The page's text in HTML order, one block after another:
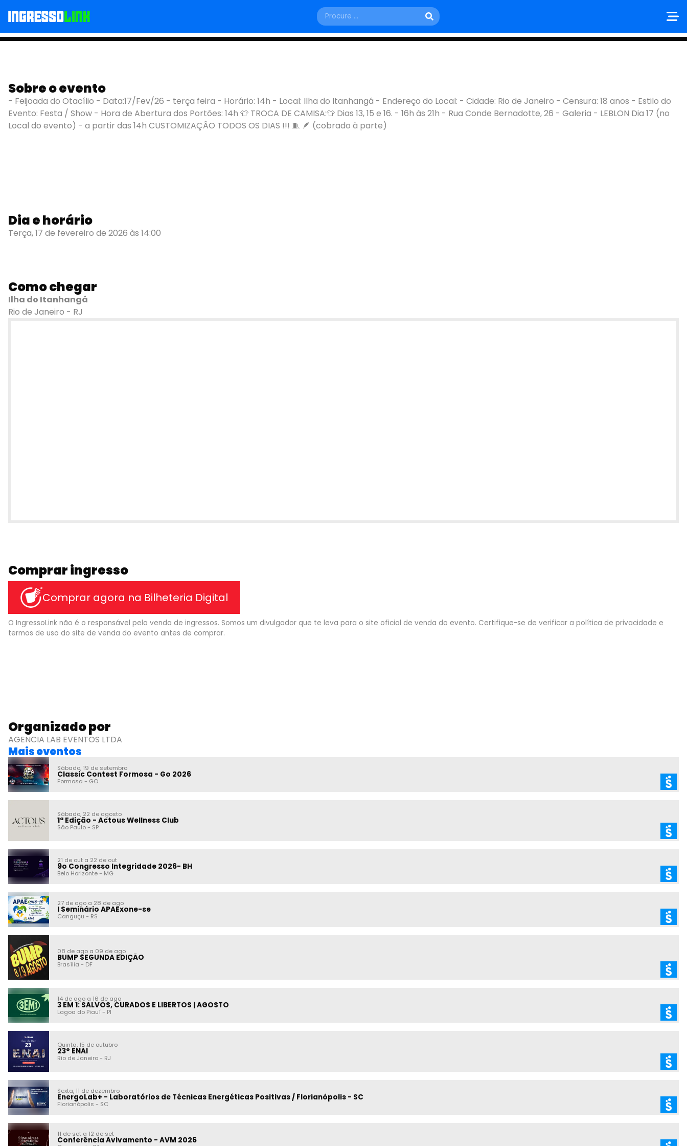
Feijoada do Otacilio
Rio de Janeiro - RJ
Sobre o evento
- Feijoada do Otacílio - Data:17/Fev/26 - terça feira - Horário: 14h - Local: Ilha do Itanhangá - Endereço do Local: - Cidade: Rio de Janeiro - Censura: 18 anos - Estilo do
Evento: Festa / Show - Hora de Abertura dos Portões: 14h 👕 TROCA DE CAMISA:👕 Dias 13, 15 e 16. - 16h às 21h - Rua Conde Bernadotte, 26 - Galeria - LEBLON Dia 17 (no
Local do evento) - a partir das 14h CUSTOMIZAÇÃO TODOS OS DIAS !!! 🧵 🪶 (cobrado à parte)
Dia e horário
Terça, 17 de fevereiro de 2026 às 14:00
Como chegar
Ilha do Itanhangá
Rio de Janeiro - RJ
Comprar ingresso
Comprar agora na Bilheteria Digital
O IngressoLink não é o responsável pela venda de ingressos. Somos um divulgador que te leva para o site oficial de venda do evento. Certifique-se de verificar a política de privacidade e
termos de uso do site de venda do evento antes de comprar.
Organizado por
AGENCIA LAB EVENTOS LTDA
Mais eventos
Sábado, 19 de setembro
Classic Contest Formosa - Go 2026
Formosa - GO
Sábado, 22 de agosto
1ª Edição - Actous Wellness Club
São Paulo- SP
21 de out a 22 de out
9o Congresso Integridade 2026- BH
Belo Horizonte- MG
27 de ago a 28 de ago
I Seminário APAExone-se
Canguçu - RS
08 de ago a 09 de ago
BUMP SEGUNDA EDIÇÃO
Brasília - DF
14 de ago a 16 de ago
3 EM 1: SALVOS, CURADOS E LIBERTOS | AGOSTO
Lagoa do Piauí - PI
Quinta, 15 de outubro
23° ENAI
Rio de Janeiro- RJ
Sexta, 11 de dezembro
EnergoLab+ - Laboratórios de Técnicas Energéticas Positivas / Florianópolis - SC
Florianópolis - SC
11 de set a 12 de set
Conferência Avivamento - AVM 2026